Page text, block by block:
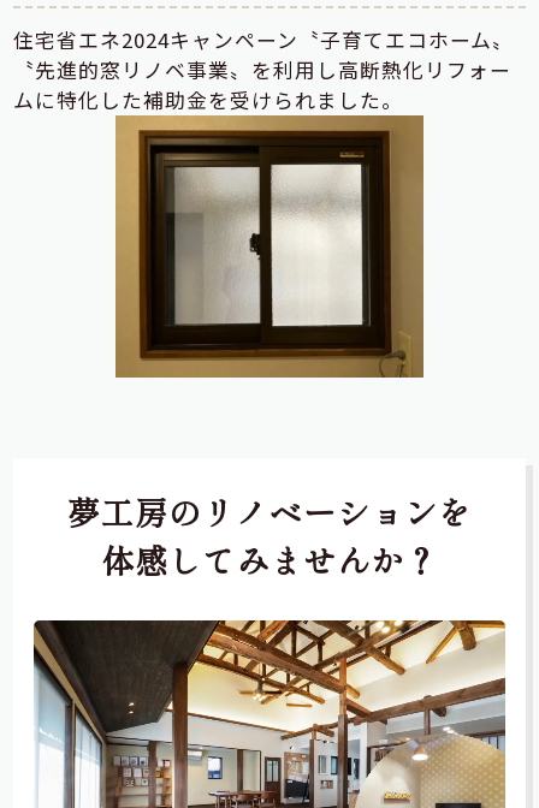
住宅省エネ2024キャンペーン〝子育てエコホーム〟
〝先進的窓リノベ事業〟を利用し高断熱化リフォー
ムに特化した補助金を受けられました。
夢工房のリノベーションを
体感してみませんか？